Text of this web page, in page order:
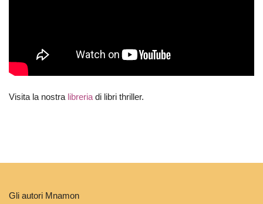
Visita la nostra libreriadi libri thriller.
Gli autori Mnamon